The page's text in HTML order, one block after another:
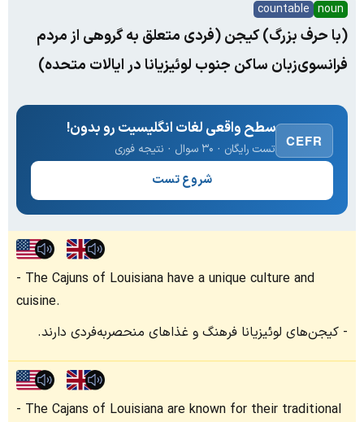
noun
countable
(با حرف بزرگ) کیجن‌ (فردی متعلق به گروهی از مردم
فرانسوی‌زبان ساکن جنوب لوئیزیانا در ایالات متحده)
CEFR
سطح واقعی لغات انگلیسیت رو بدون!
تست رایگان · ۳۰ سوال · نتیجه فوری
شروع تست
The Cajuns of Louisiana have a unique culture and
cuisine.
کیجن‌‌های لوئیزیانا فرهنگ و غذاهای منحصر‌به‌فردی دارند.
The Cajans of Louisiana are known for their traditional